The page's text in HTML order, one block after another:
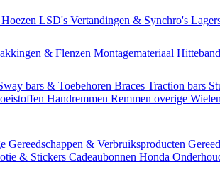
LSD's Vertandingen & Synchro's
& Flenzen Montagemateriaal Hitteband
bars & Toebehoren Braces Traction bars
Handremmen Remmen overige
Gereedschappen & Verbruiksproducten
& Stickers Cadeaubonnen Honda